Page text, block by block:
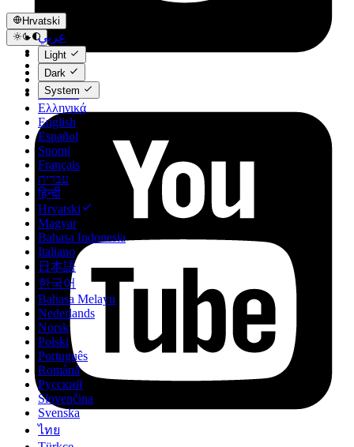
Hrvatski
عربي
Català
Čeština
Dansk
Deutsch
Ελληνικά
English
Español
Suomi
Français
עברית
हिन्दी
Hrvatski
Magyar
Bahasa Indonesia
Italiano
日本語
한국어
Bahasa Melayu
Nederlands
Norsk
Polski
Português
Română
Русский
Slovenčina
Svenska
ไทย
Light
Dark
System